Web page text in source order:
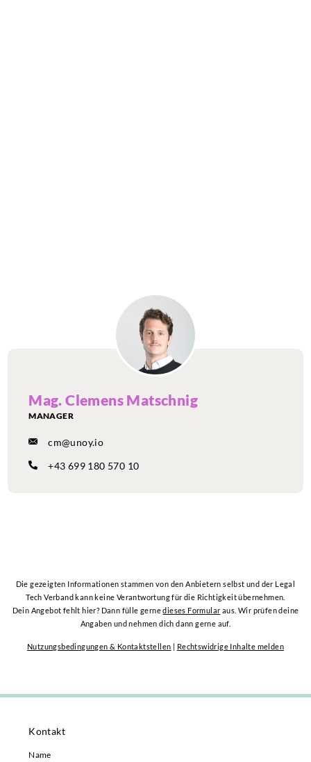
Mag. Clemens Matschnig
MANAGER
cm@unoy.io
+43 699 180 570 10
Die gezeigten Informationen stammen von den Anbietern selbst und der Legal
Tech Verband kann keine Verantwortung für die Richtigkeit übernehmen.
Dein Angebot fehlt hier? Dann fülle gernedieses Formular aus. Wir prüfen deine
Angaben und nehmen dich dann gerne auf.
Nutzungsbedingungen & Kontaktstellen | Rechtswidrige Inhalte melden
Kontakt
Name